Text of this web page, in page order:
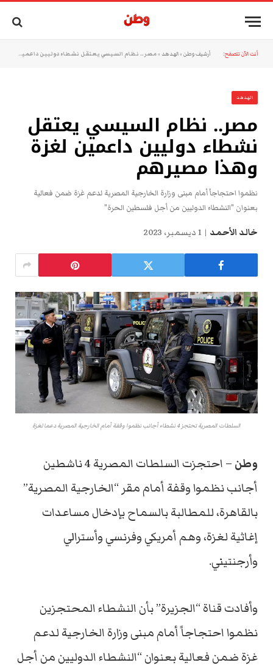
أنت الآن تتصفح: أرشيف وطن »الهدهد »مصر.. نظام السيسي يعتقل نشطاء دوليين داعمين لغزة وهذا مصيرهم
الهدهد
مصر.. نظام السيسي يعتقل
نشطاء دوليين داعمين لغزة
وهذا مصيرهم
نظموا احتجاجاً أمام مبنى وزارة الخارجية المصرية لدعم غزة ضمن فعالية
بعنوان "النشطاء الدوليين من أجل فلسطين الحرة"
خالد الأحمد 1 ديسمبر، 2023
السلطات المصرية تحتجز 4 نشطاء أجانب نظموا وقفة أمام الخارجية المصرية دعما لغزة
وطن
– احتجزت السلطات المصرية 4 ناشطين
أجانب نظموا وقفة أمام مقر “الخارجية المصرية”
بالقاهرة، للمطالبة بالسماح بإدخال مساعدات
إغاثية لغزة، وهم أمريكي وفرنسي وأسترالي
وأرجنتيني.
وأفادت قناة “الجزيرة” بأن النشطاء المحتجزين
نظموا احتجاجاً أمام مبنى وزارة الخارجية لدعم
غزة ضمن فعالية بعنوان “النشطاء الدوليين من أجل